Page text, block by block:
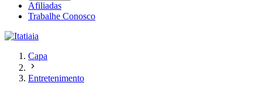
Afiliadas
Trabalhe Conosco
Capa
Entretenimento